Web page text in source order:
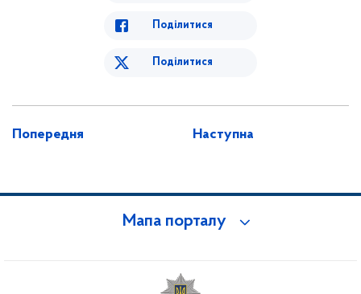
Поділитися
Поділитися
Попередня Наступна
Мапа порталу